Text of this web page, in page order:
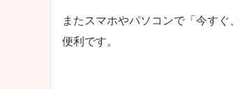
またスマホやパソコンで「今すぐ、
便利です。